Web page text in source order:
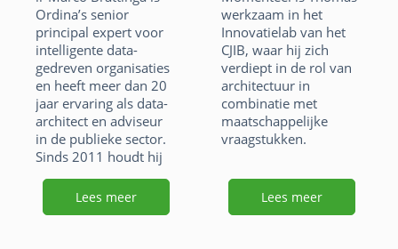
voor professionele
certificeringen.
F
a
c
b
o
Li
n
k
dI
n
X
W
h
s
A
E
m
l
Ordina’s senior
principal expert voor
intelligente data-
gedreven organisaties
en heeft meer dan 20
jaar ervaring als data-
architect en adviseur
in de publieke sector.
Sinds 2011 houdt hij
zich bezig met
semantische
technologie voor
Lees meer
werkzaam in het
Innovatielab van het
CJIB, waar hij zich
verdiept in de rol van
architectuur in
combinatie met
maatschappelijke
vraagstukken.
F
a
Li
n
X
W E
Lees meer